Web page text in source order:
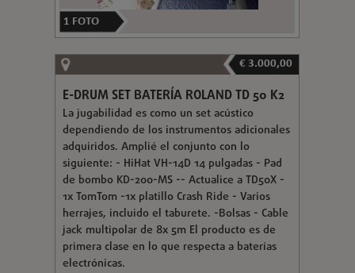
1 FOTO
€ 3.000,00
E-DRUM SET BATERÍA ROLAND TD 50 K2
La jugabilidad es como un set acústico
dependiendo de los instrumentos adicionales
adquiridos. Amplié el conjunto con lo
siguiente: - HiHat VH-14D 14 pulgadas - Pad
de bombo KD-200-MS -- Actualice a TD50X -
1x TomTom -1x platillo Crash Ride - Varios
herrajes, incluido el taburete. -Bolsas - Cable
jack multipolar de 8x 5m El producto es de
primera clase en lo que respecta a baterías
electrónicas.